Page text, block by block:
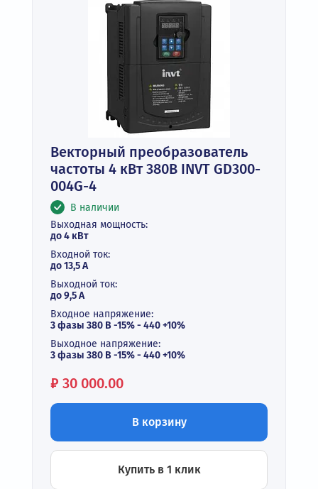
Векторный преобразователь
частоты 4 кВт 380В INVT GD300-
004G-4
В наличии
Выходная мощность:
до 4 кВт
Входной ток:
до 13,5 А
Выходной ток:
до 9,5 А
Входное напряжение:
3 фазы 380 В -15% - 440 +10%
Выходное напряжение:
3 фазы 380 В -15% - 440 +10%
Цена:
₽ 30 000.00
В корзину
Купить в 1 клик